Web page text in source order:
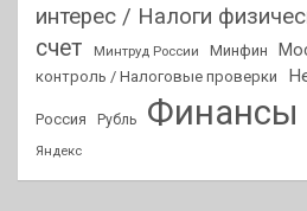
интерес / Налоги
счет
Минтруд России Минфин
контроль / Налоговые проверки
Россия Рубль Финансы
Яндекс